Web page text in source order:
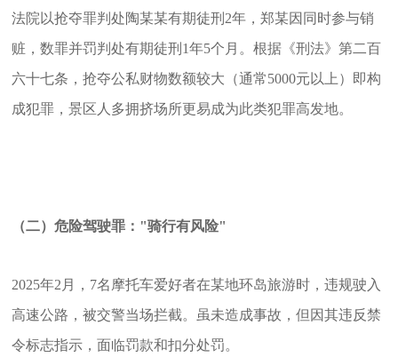
法院以抢夺罪判处陶某某有期徒刑2年，郑某因同时参与销
赃，数罪并罚判处有期徒刑1年5个月。根据《刑法》第二百
六十七条，抢夺公私财物数额较大（通常5000元以上）即构
成犯罪，景区人多拥挤场所更易成为此类犯罪高发地。
（二）危险驾驶罪："骑行有风险"
2025年2月，7名摩托车爱好者在某地环岛旅游时，违规驶入
高速公路，被交警当场拦截。虽未造成事故，但因其违反禁
令标志指示，面临罚款和扣分处罚。